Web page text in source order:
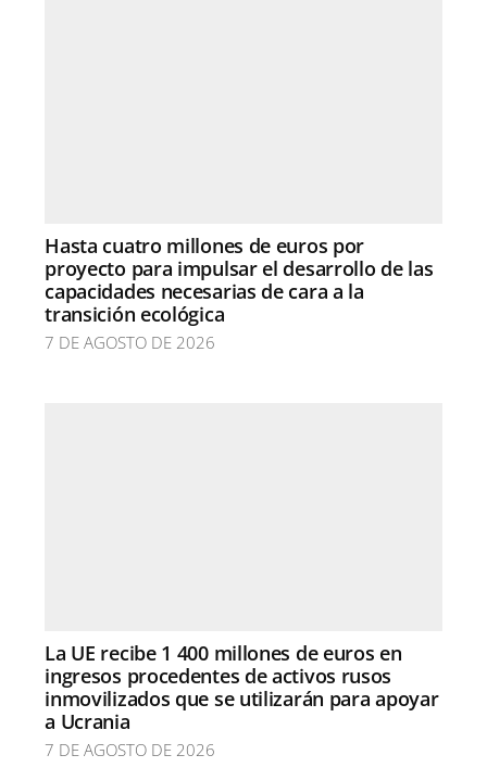
Hasta cuatro millones de euros por
proyecto para impulsar el desarrollo de las
capacidades necesarias de cara a la
transición ecológica
7 DE AGOSTO DE 2026
La UE recibe 1 400 millones de euros en
ingresos procedentes de activos rusos
inmovilizados que se utilizarán para apoyar
a Ucrania
7 DE AGOSTO DE 2026